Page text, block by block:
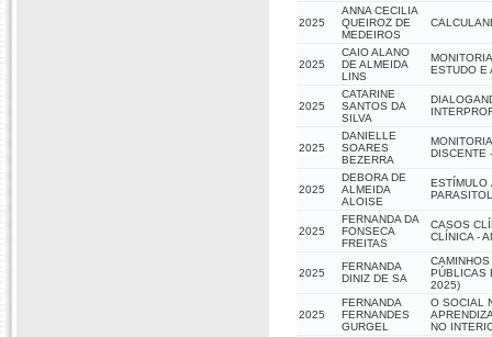
2025
ANNA CECILIA
QUEIROZ DE
MEDEIROS
2025
CAIO ALANO
DE ALMEIDA
LINS
ESTUDO E
2025
CATARINE
SANTOS DA
SILVA
2025
DANIELLE
SOARES
BEZERRA
DISCENTE
2025
DEBORA DE
ALMEIDA
ALOISE
ESTÍMULO
2025
FERNANDA DA
FONSECA
FREITAS
CASOS
CLÍNICA -
2025
FERNANDA
DINIZ DE SA
PÚBLICAS
2025)
2025
FERNANDA
FERNANDES
GURGEL
O SOCIAL
NO